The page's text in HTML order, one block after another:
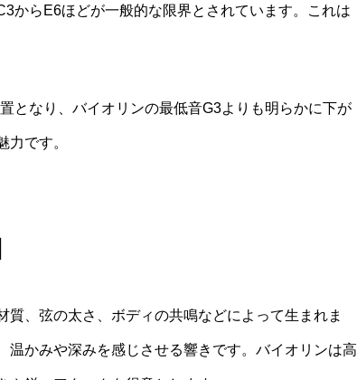
からE6ほどが一般的な限界とされています。これは
となり、バイオリンの最低音G3よりも明らかに下が
です。
、弦の太さ、ボディの共鳴などによって生まれま
かみや深みを感じさせる響きです。バイオリンは高